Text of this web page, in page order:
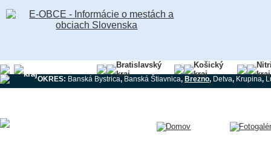
kraj
Bratislavský
kraj
Košický
kraj
kraj
OKRES: Banská Bystrica, Banská Štiavnica, Brezno, Detva, Krupina,